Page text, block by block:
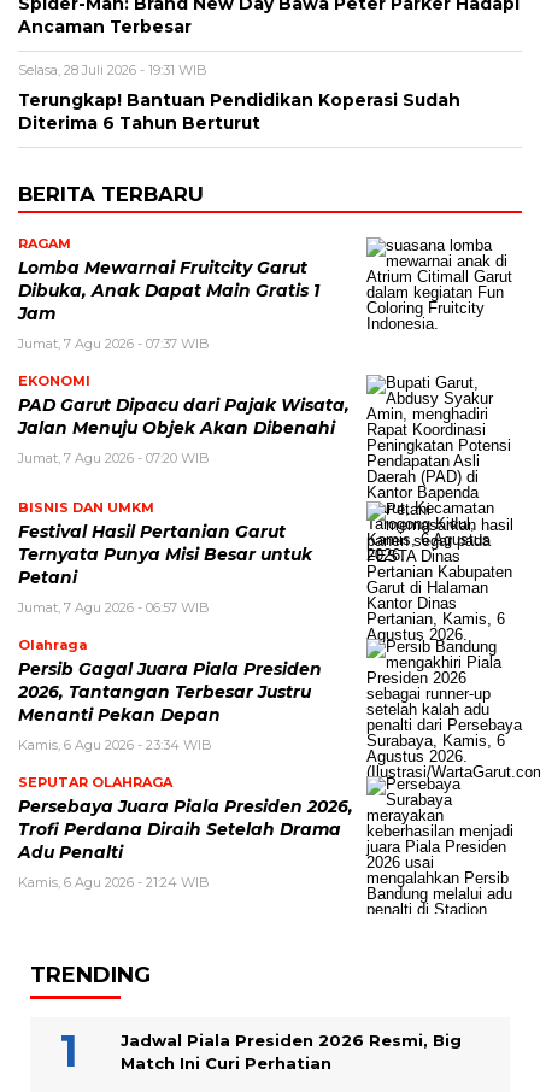
Ancaman Terbesar
Selasa, 28 Juli 2026 - 19:31 WIB
Terungkap! Bantuan Pendidikan Koperasi Sudah
Diterima 6 Tahun Berturut
BERITA TERBARU
RAGAM
Lomba Mewarnai Fruitcity Garut
Dibuka, Anak Dapat Main Gratis 1
Jam
Jumat, 7 Agu 2026 - 07:37 WIB
EKONOMI
PAD Garut Dipacu dari Pajak Wisata,
Jalan Menuju Objek Akan Dibenahi
Jumat, 7 Agu 2026 - 07:20 WIB
BISNIS DAN UMKM
Festival Hasil Pertanian Garut
Ternyata Punya Misi Besar untuk
Petani
Jumat, 7 Agu 2026 - 06:57 WIB
Olahraga
Persib Gagal Juara Piala Presiden
2026, Tantangan Terbesar Justru
Menanti Pekan Depan
Kamis, 6 Agu 2026 - 23:34 WIB
SEPUTAR OLAHRAGA
Persebaya Juara Piala Presiden 2026,
Trofi Perdana Diraih Setelah Drama
Adu Penalti
Kamis, 6 Agu 2026 - 21:24 WIB
TRENDING
Jadwal Piala Presiden 2026 Resmi, Big
Match Ini Curi Perhatian